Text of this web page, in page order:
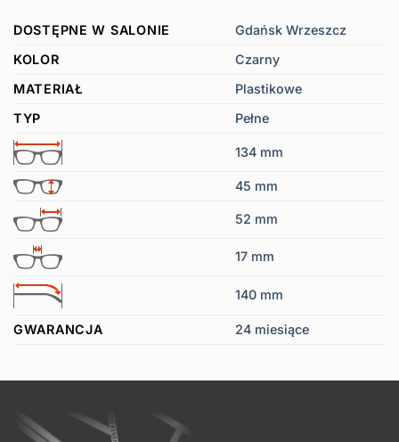
DOSTĘPNE W SALONIE
Gdańsk Wrzeszcz
KOLOR
Czarny
MATERIAŁ
Plastikowe
TYP
Pełne
134 mm
45 mm
52 mm
17 mm
140 mm
GWARANCJA 24 miesiące